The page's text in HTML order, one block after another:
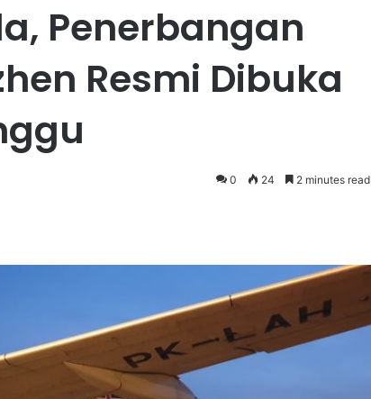
Penerbangan
Resmi Dibuka
0 24 2 minutes read